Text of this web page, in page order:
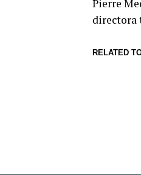
Pierre
directora
RELATED